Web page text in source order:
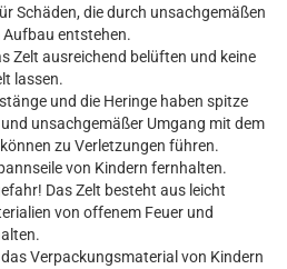
Schäden, die durch unsachgemäßen
entstehen.
Zelt ausreichend belüften und keine
lassen.
und die Heringe haben spitze
unsachgemäßer Umgang mit dem
zu Verletzungen führen.
von Kindern fernhalten.
Das Zelt besteht aus leicht
von offenem Feuer und
das Verpackungsmaterial von Kindern